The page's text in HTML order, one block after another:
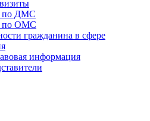
по ДМС
по ОМС
гражданина в сфере
информация